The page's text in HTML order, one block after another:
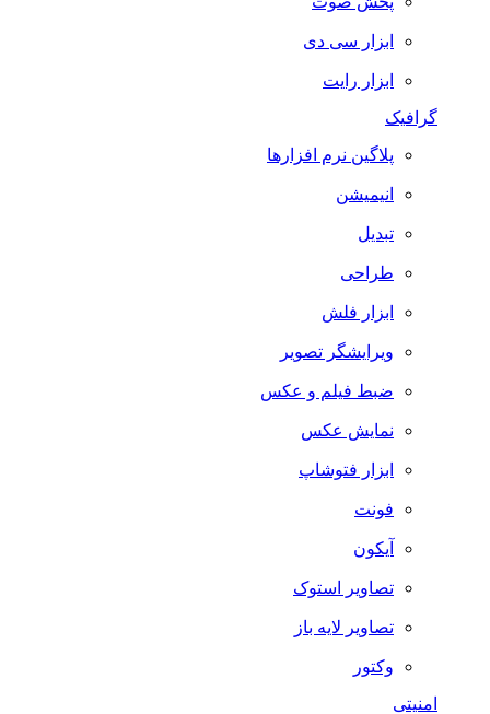
ابزار سی دی
ابزار رایت
گرافیک
پلاگین نرم افزارها
انیمیشن
تبدیل
طراحی
ابزار فلش
ویرایشگر تصویر
ضبط فيلم و عكس
نمایش عکس
ابزار فتوشاپ
فونت
آیکون
تصاویر استوک
تصاویر لایه باز
وکتور
امنیتی